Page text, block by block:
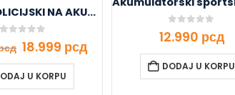
MOTOR POLICIJSKI NA AKUMULATOR BELI 11/015
out of 5
18.999 рсд
U KORPU
0 out of 5
12.990 рсд
DODAJ U KORPU